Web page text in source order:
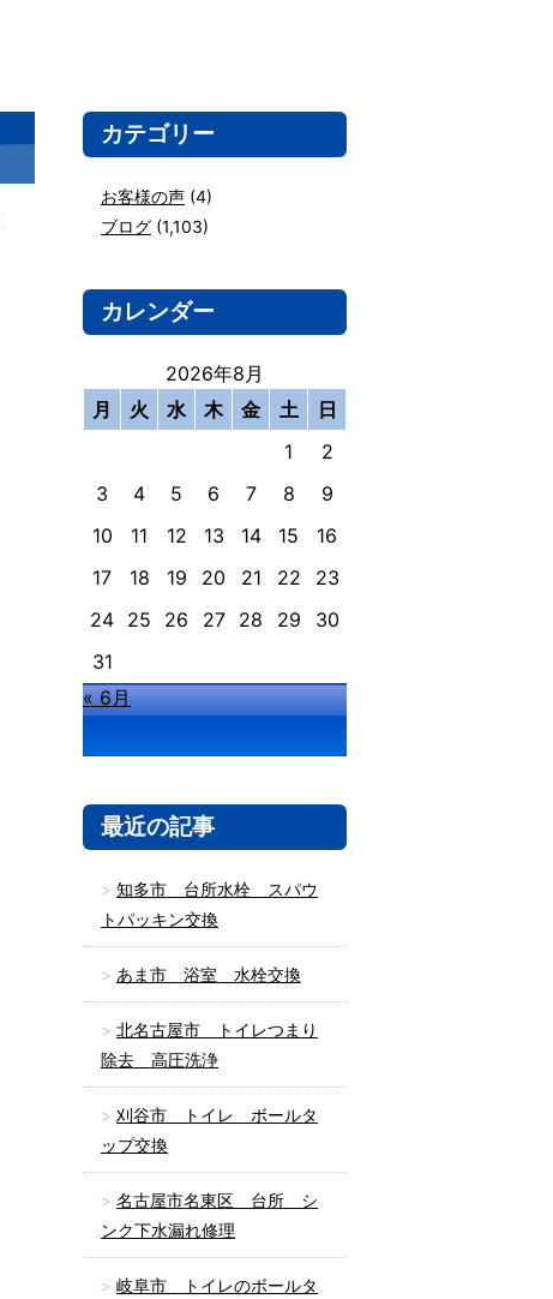
カテゴリー
お客様の声 (4)
ブログ (1,103)
カレンダー
2026年8月
月
火 水 木 金 土
日
1
2
3
4 5 6 7 8
9
10
11 12 13 14 15
16
17
18 19 20 21 22
23
24 25 26 27 28 29
30
31
« 6月
最近の記事
知多市 台所水栓 スパウ
トパッキン交換
あま市 浴室 水栓交換
北名古屋市 トイレつまり
除去 高圧洗浄
刈谷市 トイレ ボールタ
ップ交換
名古屋市名東区 台所 シ
ンク下水漏れ修理
岐阜市 トイレのボールタ